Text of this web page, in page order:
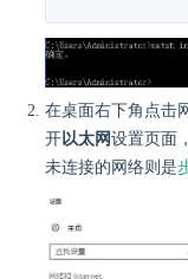
在桌面右下角点击
开以太网设置页面
未连接的网络则是